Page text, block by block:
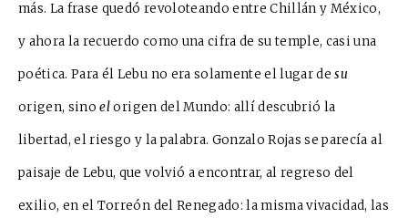
más. La frase quedó revoloteando entre Chillán y México,
y ahora la recuerdo como una cifra de su temple, casi una
poética. Para él Lebu no era solamente el lugar desu
origen, sinoelorigen del Mundo: allí descubrió la
libertad, el riesgo y la palabra. Gonzalo Rojas se parecía al
paisaje de Lebu, que volvió a encontrar, al regreso del
exilio, en el Torreón del Renegado: la misma vivacidad, las